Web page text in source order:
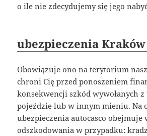
o ile nie zdecydujemy się jego
ubezpieczenia
Obowiązuje ono na terytorium
chroni Cię przed ponoszeniem
konsekwencji szkód wywołanych
pojeździe lub w innym mieniu. Na
ubezpieczenia autocasco obejmuje
odszkodowania w przypadku: